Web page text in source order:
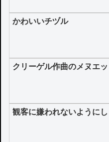
かわいいチヅル
クリーゲル作曲のメヌエ
観客に嫌われないようにし